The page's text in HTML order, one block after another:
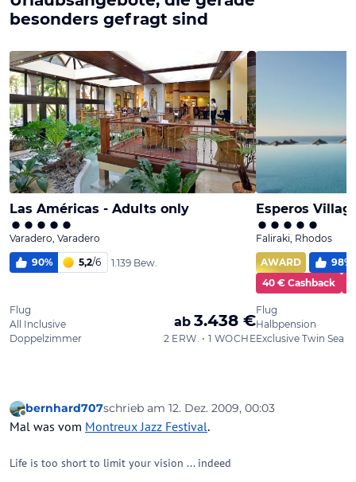
Offline
bernhard707schrieb am 12. Dez. 2009, 00:03
zuletzt editiert von
Mal was vom Montreux Jazz Festival.
Life is too short to limit your vision ... indeed